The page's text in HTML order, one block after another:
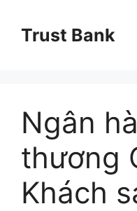
Trust Bank
Ngân
thương
Khách